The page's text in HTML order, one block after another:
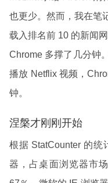
也更少。然而，我在笔
载入排名前 10 的新闻
Chrome 多撑了几分钟
播放 Netflix 视频，
钟。
涅槃才刚刚开始
根据 StatCounter 的统
器，占桌面浏览器市